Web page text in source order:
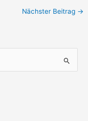
Nächster Beitrag →